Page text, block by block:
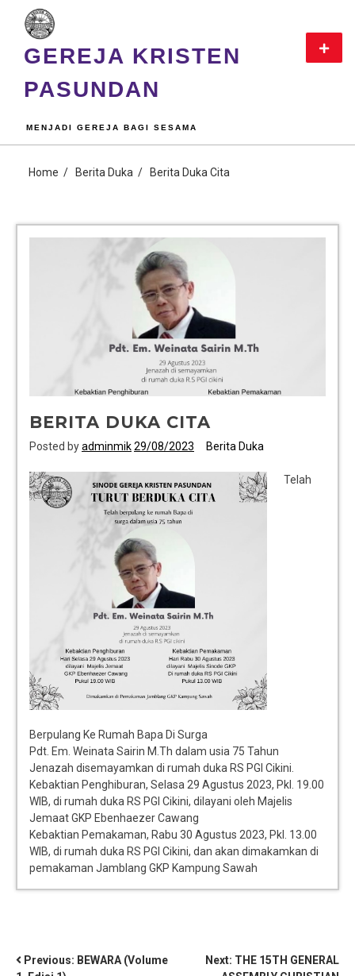
GEREJA KRISTEN
PASUNDAN
MENJADI GEREJA BAGI SESAMA
Home Berita Duka Berita Duka Cita
BERITA DUKA CITA
Posted byadminmik29/08/2023 Berita Duka
Telah
Berpulang Ke Rumah Bapa Di Surga
Pdt. Em. Weinata Sairin M.Th dalam usia 75 Tahun
Jenazah disemayamkan di rumah duka RS PGI Cikini.
Kebaktian Penghiburan, Selasa 29 Agustus 2023, Pkl. 19.00
WIB, di rumah duka RS PGI Cikini, dilayani oleh Majelis
Jemaat GKP Ebenhaezer Cawang
Kebaktian Pemakaman, Rabu 30 Agustus 2023, Pkl. 13.00
WIB, di rumah duka RS PGI Cikini, dan akan dimakamkan di
pemakaman Jamblang GKP Kampung Sawah
Previous: BEWARA (Volume
Next: THE 15TH GENERAL